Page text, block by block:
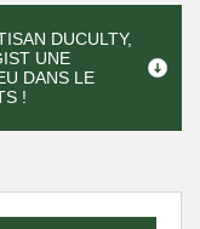
DUCULTY,
UNE
DANS LE
!